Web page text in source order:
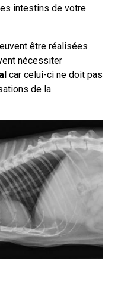
intestins de votre
être réalisées
nécessiter
car celui-ci ne doit pas
de la